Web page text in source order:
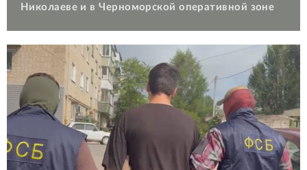
Николаеве и в Черноморской оперативной зоне